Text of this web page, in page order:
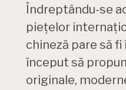
Îndreptându-se
piețelor
chineză pare să
început să
originale,